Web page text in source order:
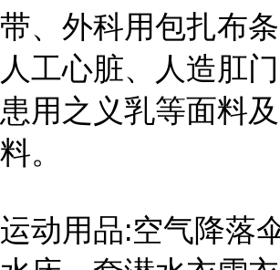
带、外科用包扎布条
人工心脏、人造肛
患用之义乳等面料
料。
运动用品:空气降落